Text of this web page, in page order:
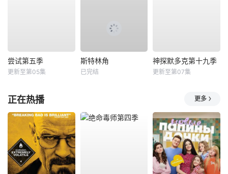
尝试第五季
更新至第05集
斯特林角
已完结
神探默多克第十九季
更新至第07集
正在热播 更多